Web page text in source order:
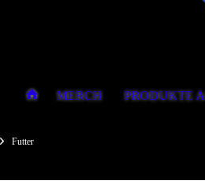
MERCH PRODUKTE
Futter